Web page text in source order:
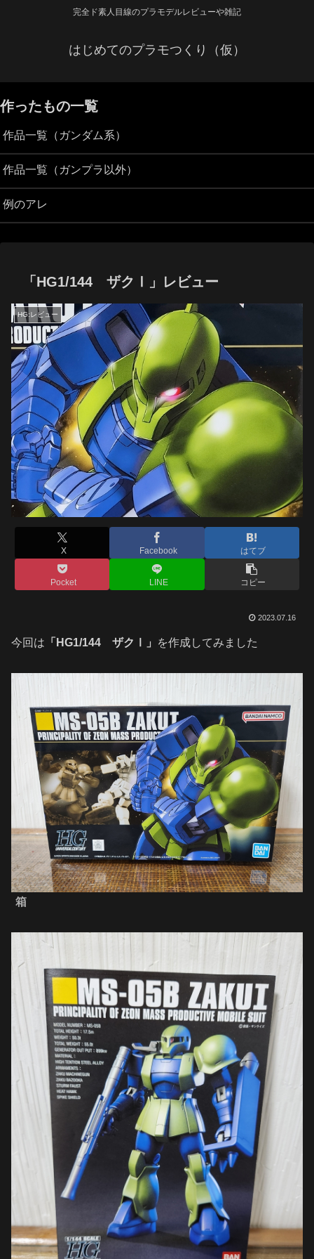
完全ド素人目線のプラモデルレビューや雑記
はじめてのプラモつくり（仮）
作ったもの一覧
作品一覧（ガンダム系）
作品一覧（ガンプラ以外）
例のアレ
「HG1/144 ザクⅠ」レビュー
HG:レビュー
X Facebook はてブ
Pocket LINE コピー
2023.07.16
今回は 「HG1/144 ザクⅠ」 を作成してみました
箱